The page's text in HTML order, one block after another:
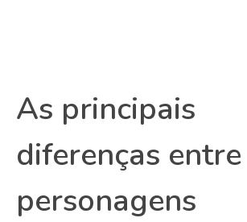
As principais
diferenças entre
personagens